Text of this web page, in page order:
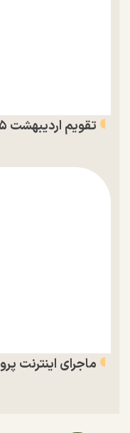
تقویم اردیبهشت ۱۴۰۵ و روز‌های تعطیل این ماه
ماجرای اینترنت